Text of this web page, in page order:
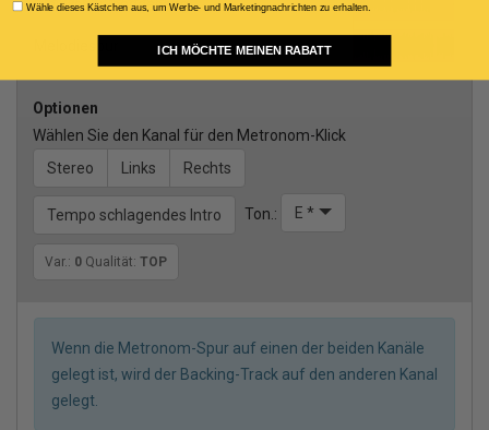
Weiblicher leadgesang
Optionen
Wählen Sie den Kanal für den Metronom-Klick
Stereo
Links Rechts
Tempo schlagendes Intro Ton.: E *
Var.: 0 Qualität: TOP
Wenn die Metronom-Spur auf einen der beiden Kanäle
gelegt ist, wird der Backing-Track auf den anderen Kanal
gelegt.
Consenso Marketing
Wähle dieses Kästchen aus, um Werbe- und Marketingnachrichten zu erhalten.
ICH MÖCHTE MEINEN RABATT